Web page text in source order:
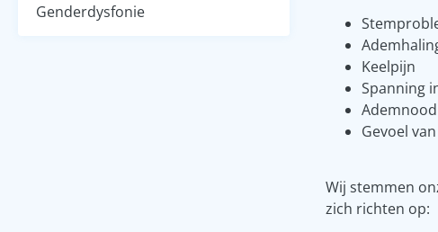
Genderdysfonie
Keelpijn
Spanning
Gevoel
Wij stemmen
zich richten op: